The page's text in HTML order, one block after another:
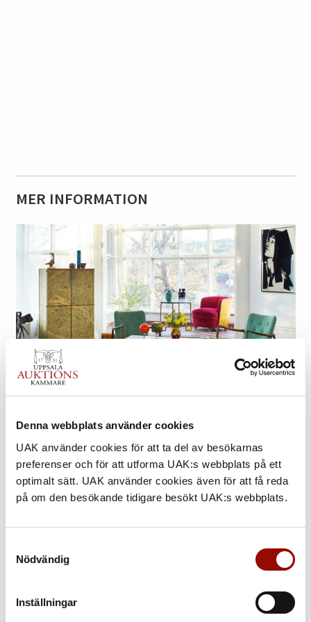
Denna webbplats använder cookies
UAK använder cookies för att ta del av besökarnas
preferenser och för att utforma UAK:s webbplats på ett
optimalt sätt. UAK använder cookies även för att få reda
på om den besökande tidigare besökt UAK:s webbplats.
Nödvändig
Inställningar
MER INFORMATION
MODERNT & SAMTIDA
Till katalogen